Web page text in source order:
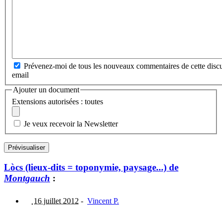
Prévenez-moi de tous les nouveaux commentaires de cette
email
Ajouter un document
Extensions autorisées : toutes
Je veux recevoir la Newsletter
Lòcs (lieux-dits = toponymie, paysage...) de
Montgauch :
16 juillet 2012 - Vincent P.